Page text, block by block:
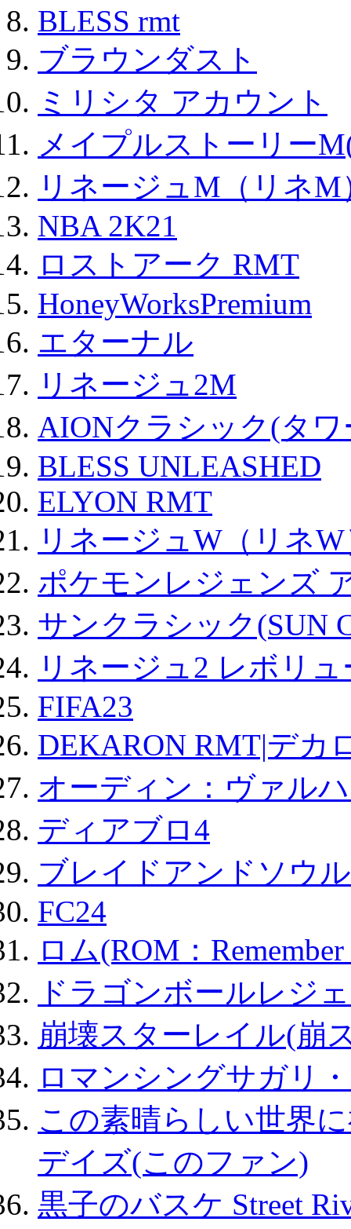
BLESS rmt
ブラウンダスト
ミリシタ アカウント
メイプルストーリー
リネージュM（リネM
NBA 2K21
ロストアーク RMT
HoneyWorksPremium
エターナル
リネージュ2M
AIONクラシック(タ
BLESS UNLEASHED
ELYON RMT
リネージュW（リネ
ポケモンレジェンズ
サンクラシック(SUN
リネージュ2 レボリ
FIFA23
DEKARON RMT|デカ
オーディン：ヴァル
ディアブロ4
ブレイドアンドソウ
FC24
ロム(ROM：
ドラゴンボールレジ
崩壊スターレイル(崩
ロマンシングサガリ
この素晴らしい世界
デイズ(このファン)
黒子のバスケ Street